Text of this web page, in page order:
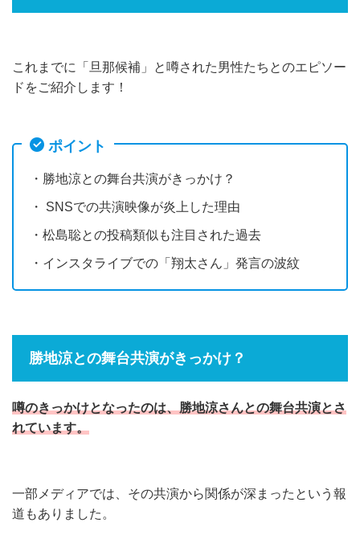
これまでに「旦那候補」と噂された男性たちとのエピソー
ドをご紹介します！
ポイント
・勝地涼との舞台共演がきっかけ？
・ SNSでの共演映像が炎上した理由
・松島聡との投稿類似も注目された過去
・インスタライブでの「翔太さん」発言の波紋
勝地涼との舞台共演がきっかけ？
噂のきっかけとなったのは、勝地涼さんとの舞台共演とさ
れています。
一部メディアでは、その共演から関係が深まったという報
道もありました。